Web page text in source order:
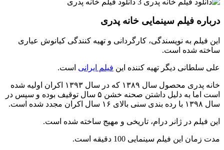
درباره فیلم سینمایی خانه پدری
این فیلم به نویسندگی، کارگردانی و تهیه کنندگی کیانوش عیاری
ساخته شده است.
علی سلطانی دیگر تهیه کننده این فیلم ایرانی است.
خانه پدری محصول سال ۱۳۸۹ که در سال ۱۳۹۳ اکران اولیه شده
است اما به دلیل داشتن صحنه خشن ۵ سال توقیف بوده و سپس در
سال ۱۳۹۸ با رده بندی سنی بالای ۱۶ سال اکران مجدد شده است.
این فیلم در ژانر درام، تاریخی و مهیج ساخته شده است.
مدت زمان این فیلم سینمایی 100 دقیقه است.